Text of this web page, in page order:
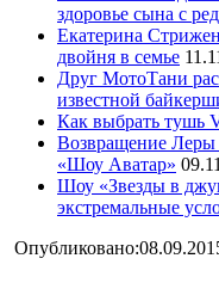
здоровье сына с
Екатерина
двойня в семье
Друг МотоТани
известной
Как выбрать тушь
Возвращение Леры
«Шоу Аватар»
Шоу «Звезды в
экстремальные